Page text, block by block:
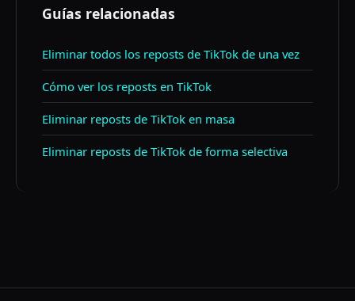
Guías relacionadas
Eliminar todos los reposts de TikTok de una vez
Cómo ver los reposts en TikTok
Eliminar reposts de TikTok en masa
Eliminar reposts de TikTok de forma selectiva